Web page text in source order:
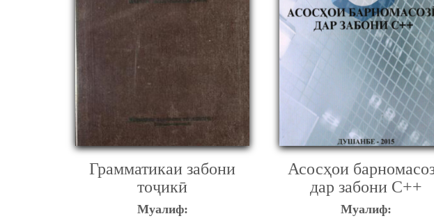
Грамматикаи забони
тоҷикӣ
Муалиф:
Асосҳои
дар забони С++
Муалиф: